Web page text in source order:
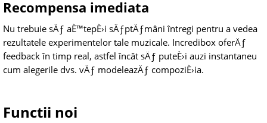
Recompensa imediata
Nu trebuie sÄƒ aÈ™tepÈ›i sÄƒptÄƒmâni întregi pentru a vedea
rezultatele experimentelor tale muzicale. Incredibox oferÄƒ
feedback în timp real, astfel încât sÄƒ puteÈ›i auzi instantaneu
cum alegerile dvs. vÄƒ modeleazÄƒ compoziÈ›ia.
Functii noi